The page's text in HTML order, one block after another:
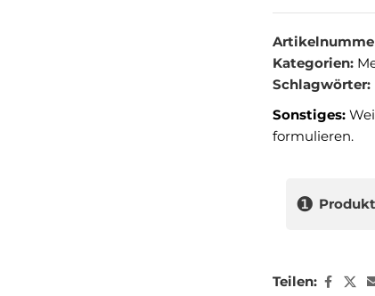
Kategorien:
Schlagwörter:
Sonstiges:
formulieren.
❶
Teilen: